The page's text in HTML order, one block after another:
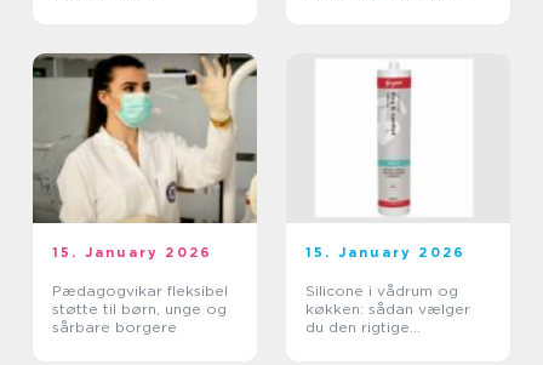
15. January 2026
Pædagogvikar fleksibel
støtte til børn, unge og
sårbare borgere
15. January 2026
Silicone i vådrum og
køkken: sådan vælger
du den rigtige